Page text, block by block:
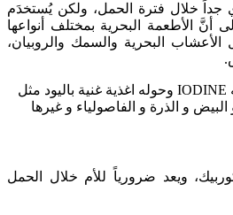
جداً خلال فترة الحمل، ولكن يُستخدَم
أنَّ الأطعمة البحرية بمختلف أنواعها
الأعشاب البحرية والسمك والروبيان،
ويعد ضرورياً للأم خلال الحمل